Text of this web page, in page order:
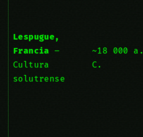
Lespugue,
Francia –
Cultura
solutrense
~18 000 a.
C.